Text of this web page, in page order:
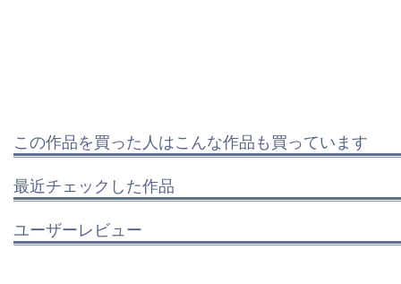
この作品を買った人はこんな作品も買っています
最近チェックした作品
ユーザーレビュー